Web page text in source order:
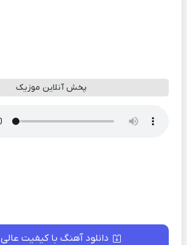
پخش آنلاین موزیک
دانلود آهنگ با کیفیت عالی 320